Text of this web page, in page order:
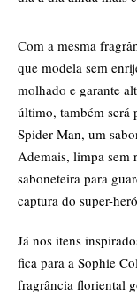
Com a mesma
que modela sem
molhado e garante
último, também será
Spider-Man, um
Ademais, limpa sem
saboneteira para
captura do super-
Já nos itens
fica para a Sophie
fragrância floriental